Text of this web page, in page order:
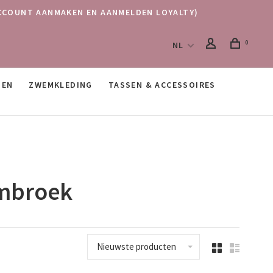
AANMAKEN EN AANMELDEN LOYALTY)
NL 0
ZWEMKLEDING
TASSEN & ACCESSOIRES
Nieuwste producten